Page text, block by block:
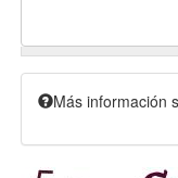
Más información